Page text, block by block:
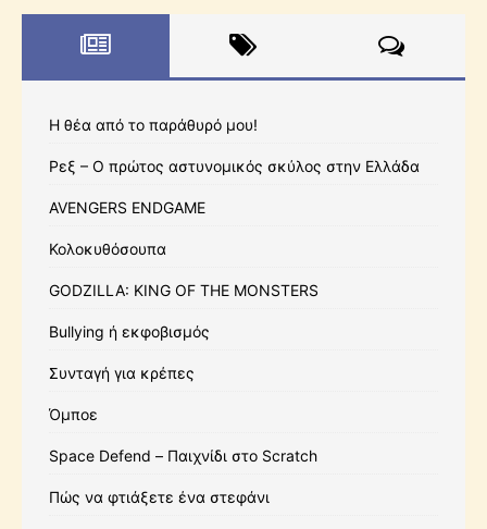
Η θέα από το παράθυρό μου!
Ρεξ – Ο πρώτος αστυνομικός σκύλος στην Ελλάδα
AVENGERS ENDGAME
Κολοκυθόσουπα
GODZILLA: KING OF THE MONSTERS
Bullying ή εκφοβισμός
Συνταγή για κρέπες
Όμποε
Space Defend – Παιχνίδι στο Scratch
Πώς να φτιάξετε ένα στεφάνι